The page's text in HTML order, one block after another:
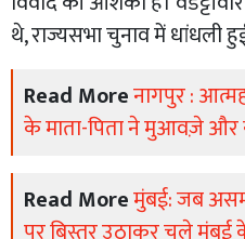
थे, राज्यसभा चुनाव में धांधली
Read Moreनागपुर :
के माता-पिता ने मुआवज़े और
Read Moreमुंबई: जब